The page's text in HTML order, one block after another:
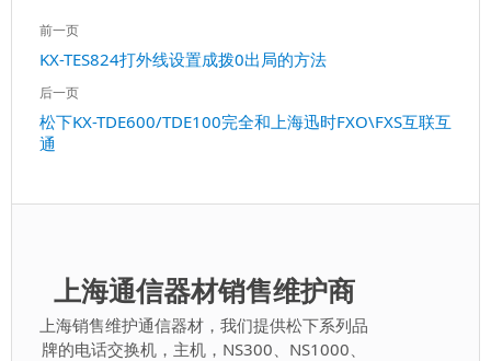
文
章
导
航
前一页
上
一
KX-TES824打外线设置成拨0出局的方法
后一页
下
一
松下KX-TDE600/TDE100完全和上海迅时FXO\FXS互联互
通
上海通信器材销售维护商
上海销售维护通信器材，我们提供松下系列品
牌的电话交换机，主机，NS300、NS1000、